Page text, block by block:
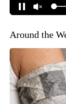
Around the